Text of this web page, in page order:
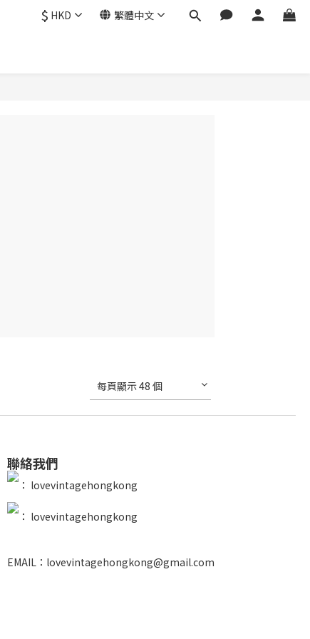
$ HKD 繁體中文
每頁顯示 48 個
聯絡我們
： lovevintagehongkong
： lovevintagehongkong
EMAIL：lovevintagehongkong@gmail.com